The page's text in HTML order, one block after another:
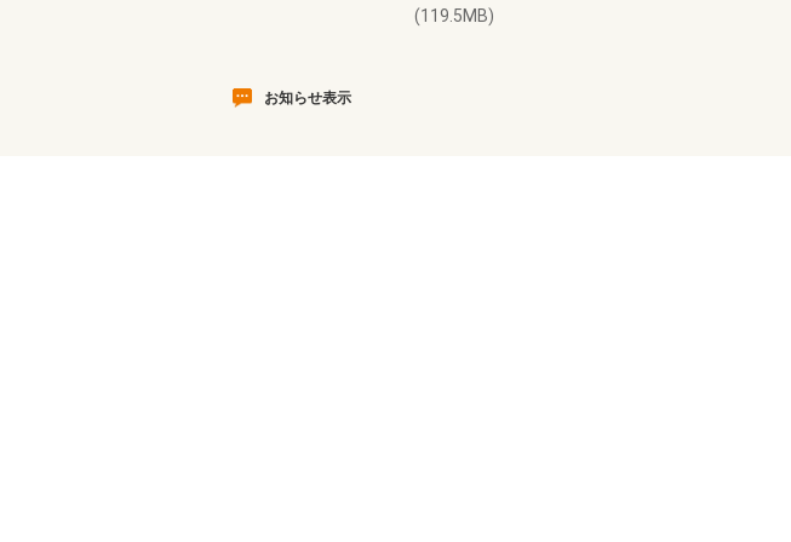
(119.5MB)
お知らせ表示